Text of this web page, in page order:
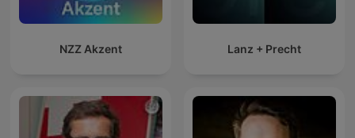
NZZ Akzent Lanz + Precht